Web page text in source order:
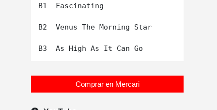
B1  Fascinating
B2  Venus The Morning Star
Comprar en Mercari